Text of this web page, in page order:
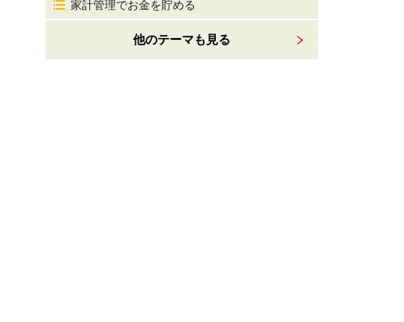
家計管理でお金を貯める
他のテーマも見る